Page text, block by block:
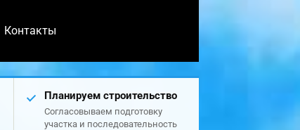
Контакты
Планируем строительство
Согласовываем подготовку
участка и последовательность